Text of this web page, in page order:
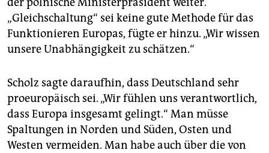
„Gleichschaltung“ sei keine gute Methode für das
Funktionieren Europas, fügte er hinzu. „Wir wissen
unsere Unabhängigkeit zu schätzen.“
Scholz sagte daraufhin, dass Deutschland sehr
proeuropäisch sei. „Wir fühlen uns verantwortlich,
dass Europa insgesamt gelingt.“ Man müsse
Spaltungen in Norden und Süden, Osten und
Westen vermeiden. Man habe auch über die von